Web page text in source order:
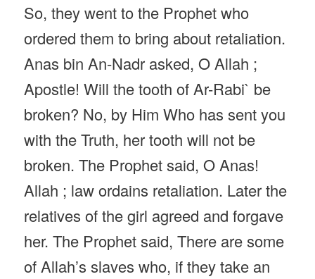
So, they went to the Prophet who
ordered them to bring about retaliation.
Anas bin An-Nadr asked, O Allah ;
Apostle! Will the tooth of Ar-Rabi` be
broken? No, by Him Who has sent you
with the Truth, her tooth will not be
broken. The Prophet said, O Anas!
Allah ; law ordains retaliation. Later the
relatives of the girl agreed and forgave
her. The Prophet said, There are some
of Allah’s slaves who, if they take an